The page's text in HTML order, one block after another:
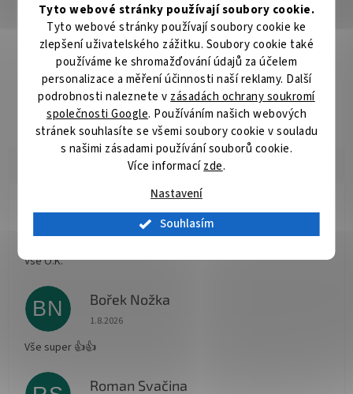
Tyto webové stránky používají soubory cookie.
Tyto webové stránky používají soubory cookie ke
zlepšení uživatelského zážitku. Soubory cookie také
používáme ke shromažďování údajů za účelem
personalizace a měření účinnosti naší reklamy. Další
podrobnosti naleznete v zásadách ochrany soukromí
společnosti Google. Používáním našich webových
stránek souhlasíte se všemi soubory cookie v souladu
s našimi zásadami používání souborů cookie.
Více informacízde.
Nastavení
Souhlasím
Popis Hodnocení Diskuze
Detailní popis produktu
Standardní řada pilových kotoučů pro řezání dřeva pokosovými
pilami. Konstrukce kotoučů je upravená pro spolehlivý řez a
dlouhou životnost.
Radomír Hurník
Hodnocení obchodu je 5 z 5 hvězdiček.
3.8.2026
Vše O.K.
BN Bořek Nožka
Hodnocení obchodu je 5 z 5 hvězdiček.
1.8.2026
Vše super 👍👍
Roman Svačina